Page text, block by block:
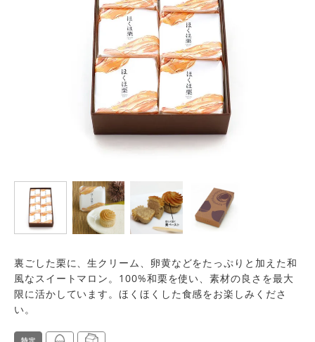
裏ごした栗に、生クリーム、卵黄などをたっぷりと加えた和
風なスイートマロン。100%和栗を使い、素材の良さを最大
限に活かしています。ほくほくした食感をお楽しみくださ
い。